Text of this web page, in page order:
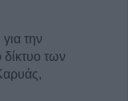
την
των